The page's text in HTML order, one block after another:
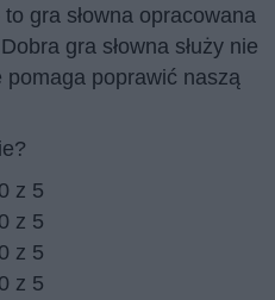
gra słowna opracowana
gra słowna służy nie
poprawić naszą